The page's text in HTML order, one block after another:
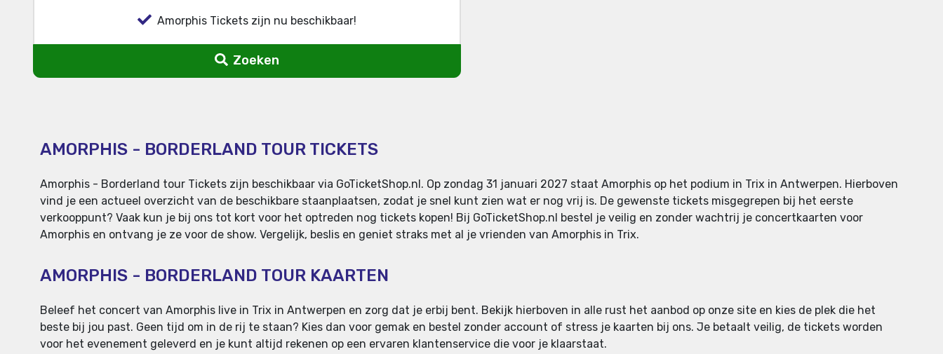
Amorphis Tickets zijn nu beschikbaar!
Zoeken
AMORPHIS - BORDERLAND TOUR TICKETS
Amorphis - Borderland tour Tickets zijn beschikbaar via GoTicketShop.nl. Op zondag 31 januari 2027 staat Amorphis op het podium in Trix in Antwerpen. Hierboven
vind je een actueel overzicht van de beschikbare staanplaatsen, zodat je snel kunt zien wat er nog vrij is. De gewenste tickets misgegrepen bij het eerste
verkooppunt? Vaak kun je bij ons tot kort voor het optreden nog tickets kopen! Bij GoTicketShop.nl bestel je veilig en zonder wachtrij je concertkaarten voor
Amorphis en ontvang je ze voor de show. Vergelijk, beslis en geniet straks met al je vrienden van Amorphis in Trix.
AMORPHIS - BORDERLAND TOUR KAARTEN
Beleef het concert van Amorphis live in Trix in Antwerpen en zorg dat je erbij bent. Bekijk hierboven in alle rust het aanbod op onze site en kies de plek die het
beste bij jou past. Geen tijd om in de rij te staan? Kies dan voor gemak en bestel zonder account of stress je kaarten bij ons. Je betaalt veilig, de tickets worden
voor het evenement geleverd en je kunt altijd rekenen op een ervaren klantenservice die voor je klaarstaat.